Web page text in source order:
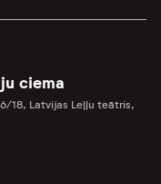
ciema
18, Latvijas Leļļu teātris,